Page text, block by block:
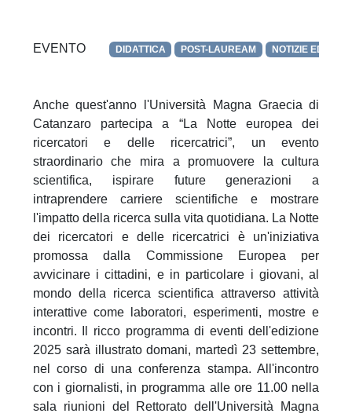
EVENTO DIDATTICA POST-LAUREAM NOTIZIE ED
Anche quest'anno l'Università Magna Graecia di
Catanzaro partecipa a “La Notte europea dei
ricercatori e delle ricercatrici”, un evento
straordinario che mira a promuovere la cultura
scientifica, ispirare future generazioni a
intraprendere carriere scientifiche e mostrare
l'impatto della ricerca sulla vita quotidiana. La Notte
dei ricercatori e delle ricercatrici è un'iniziativa
promossa dalla Commissione Europea per
avvicinare i cittadini, e in particolare i giovani, al
mondo della ricerca scientifica attraverso attività
interattive come laboratori, esperimenti, mostre e
incontri. Il ricco programma di eventi dell'edizione
2025 sarà illustrato domani, martedì 23 settembre,
nel corso di una conferenza stampa. All'incontro
con i giornalisti, in programma alle ore 11.00 nella
sala riunioni del Rettorato dell'Università Magna